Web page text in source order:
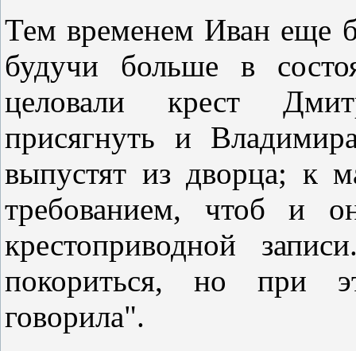
Тем временем Иван еще
будучи больше в
целовали крест
присягнуть и
выпустят из дворца; к
требованием, чтоб и
крестоприводной
покориться, но при
говорила".